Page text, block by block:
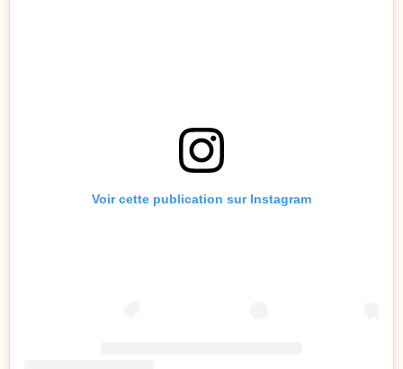
Voir cette publication sur Instagram